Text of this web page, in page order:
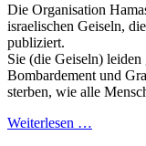
Die Organisation
israelischen Geiseln,
publiziert.
Sie (die Geiseln)
Bombardement und
sterben, wie alle
Weiterlesen …